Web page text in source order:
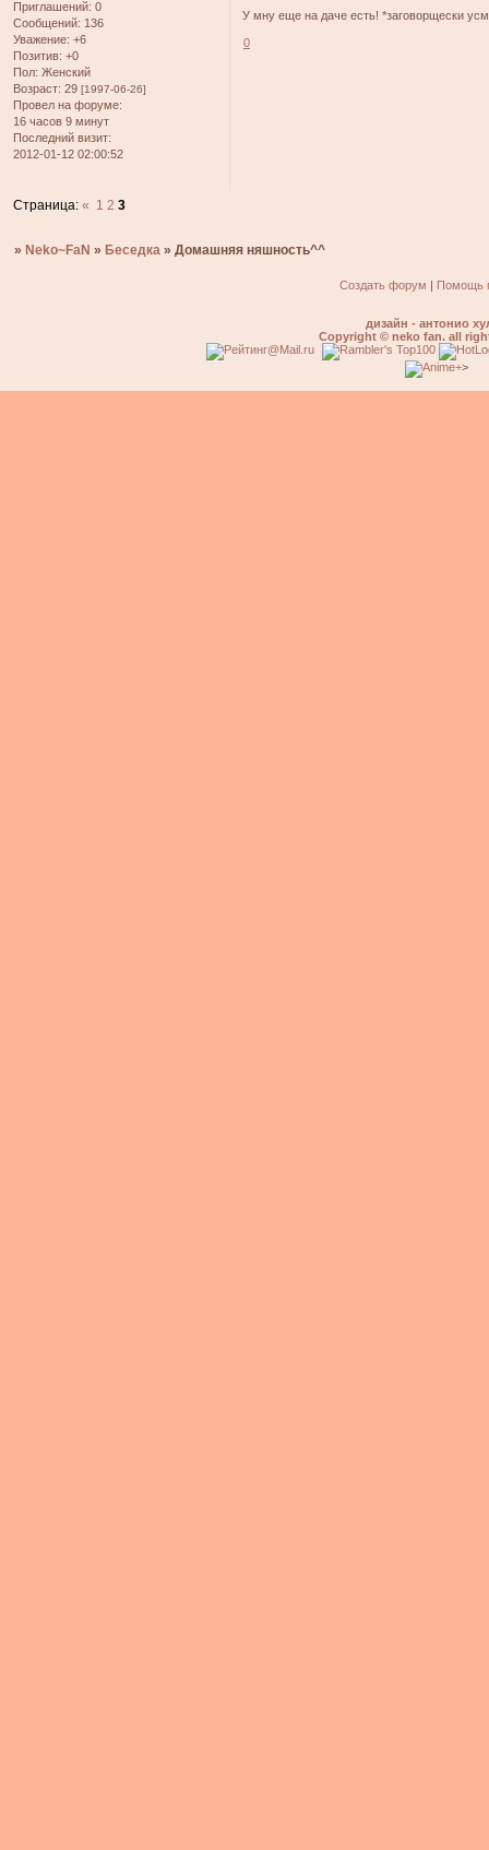
Приглашений: 0
Сообщений: 136
Уважение: +6
Позитив: +0
Пол: Женский
Возраст: 29 [1997-06-26]
Провел на форуме:
16 часов 9 минут
Последний визит:
2012-01-12 02:00:52
У мну еще на даче есть! *заговорщески
0
Страница:« 1 2 3
» Neko~FaN » Беседка »Домашняя няшность^^
Создать форум | Помощь
дизайн - антонио
Copyright © neko fan. all
>